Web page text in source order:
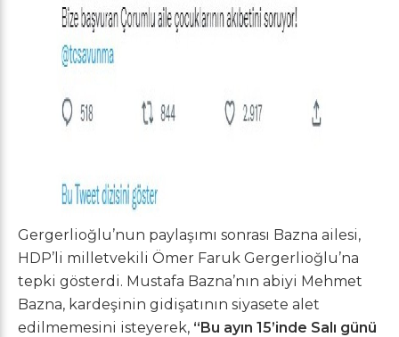
Gergerlioğlu’nun paylaşımı sonrası Bazna ailesi,
HDP’li milletvekili Ömer Faruk Gergerlioğlu’na
tepki gösterdi. Mustafa Bazna’nın abiyi Mehmet
Bazna, kardeşinin gidişatının siyasete alet
edilmemesini isteyerek, “Bu ayın 15’inde Salı günü